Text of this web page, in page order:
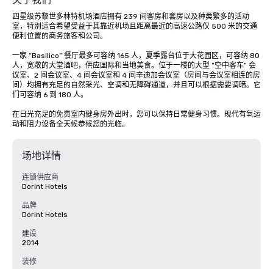
四星级苏黎世多林特机场酒店拥有 239 间客房和套房以及种类繁多的活动
室，特别适合希望受益于其靠近机场且距离最近的高速公路仅 500 米的交通
便利位置的商务旅客和公司。
一家 “Basilico” 餐厅最多可容纳 165 人，夏季露台位于大花园区，可容纳 80
人，宽敞的大堂酒吧，供应国际和当地美食。位于一楼的大型 “空中客车” 会
议室、2 间会议室、4 间会议室和 4 间辛迪加会议室（房间与会议室相连的房
间）均拥有充足的自然采光、空调和无障碍通道，并且可以根据需要调暗。它
们可容纳 6 到 180 人。
在日光充足的免费室内健身房外出时，您可以保持日常健身习惯。现代有氧运
动和阻力设备全天候恭候您的光临。
场地详情
连锁供应商
Dorint Hotels
品牌
Dorint Hotels
建设
2014
装修